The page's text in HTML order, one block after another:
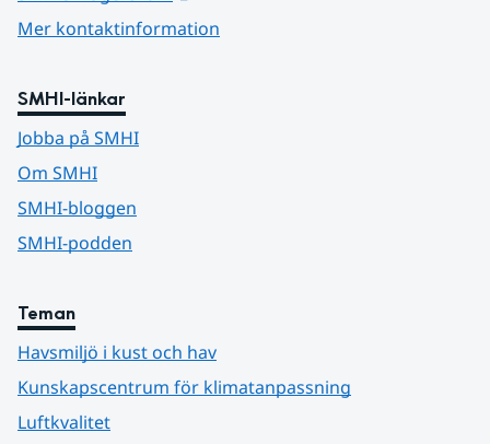
Mer kontaktinformation
SMHI-länkar
Jobba på SMHI
Om SMHI
SMHI-bloggen
SMHI-podden
Teman
Havsmiljö i kust och hav
Kunskapscentrum för klimatanpassning
Luftkvalitet